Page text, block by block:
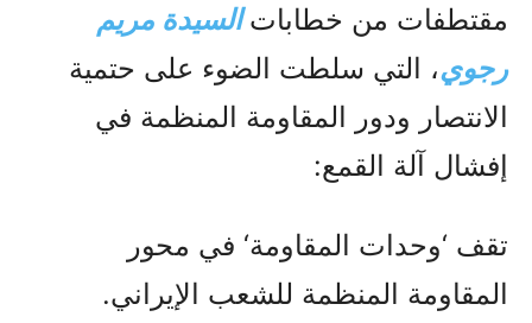
مقتطفات من خطاباتالسيدة مريم
رجوي، التي سلطت الضوء على حتمية
الانتصار ودور المقاومة المنظمة في
إفشال آلة القمع:
تقف ‘وحدات المقاومة‘ في محور
المقاومة المنظمة للشعب الإيراني.